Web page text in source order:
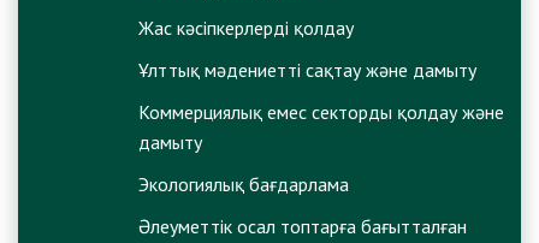
Жас кәсіпкерлерді қолдау
Ұлттық мәдениетті сақтау және дамыту
Коммерциялық емес секторды қолдау және
дамыту
Экологиялық бағдарлама
Әлеуметтік осал топтарға бағытталған